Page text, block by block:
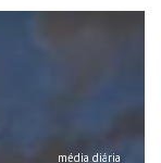
média diária